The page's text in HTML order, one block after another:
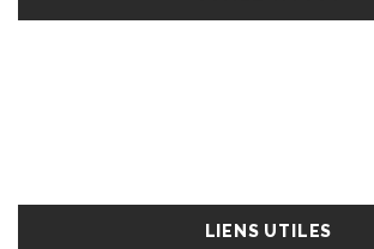
LIENS UTILES